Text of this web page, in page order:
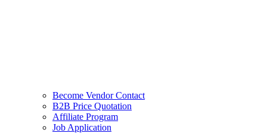
Become Vendor Contact
B2B Price Quotation
Affiliate Program
Job Application